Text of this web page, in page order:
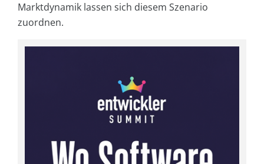
Marktdynamik lassen sich diesem Szenario
zuordnen.